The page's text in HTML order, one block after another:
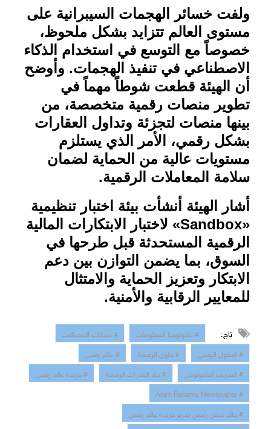
ولفت خسائر الهجمات السيبرانية على
مستوى العالم تتزايد بشكل ملحوظ،
خصوصاً مع التوسع في استخدام الذكاء
الاصطناعي في تنفيذ الهجمات. وأوضح
أن الهيئة قطعت شوطاً مهماً في
تطوير منصات رقمية متخصصة، من
بينها منصات لتجزئة وتداول العقارات
بشكل رقمي، الأمر الذي يستلزم
مستويات عالية من الحماية لضمان
سلامة المعاملات الرقمية.
أشار الهيئة أنشأت بيئة اختبار تنظيمية
«
Sandbox» لاختبار الابتكارات المالية
الرقمية المستحدثة قبل طرحها في
السوق، بما يضمن التوازن بين دعم
الابتكار وتعزيز الحماية والامتثال
للمعايير الرقابية والأمنية.
تاج: # تكنولوجيا المعلومات
# شبكات الاتصالات
# التحول الرقمي
# حلول الرقمنة
# عالم رقمي
# التدريب التكنولوجي
# بناء القدرات الرقمية
# جريدة عالم رقمي
# Alam Rakamy Newspaper
# خالد حسن رئيس تحرير جريدة عالم رقمي